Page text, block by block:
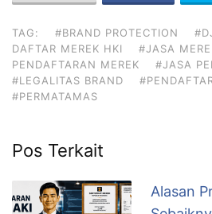
TAG: #BRAND PROTECTION
DAFTAR MEREK HKI
#JASA
PENDAFTARAN MEREK
#JASA
#LEGALITAS BRAND
#PERMATAMAS
Pos Terkait
Alasan